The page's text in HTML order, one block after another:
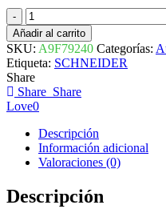
INTERRUPTOR
AUTOMÁTICO
MAGNETOTERMICO
iC60N
2P
40A
CURVA
C
A9F79240
SCHNEIDER
cantidad
Añadir al carrito
SKU: A9F79240 Categorías:
Etiqueta: SCHNEIDER
Share
Share Share
Love0
Descripción
Información adicional
Valoraciones (0)
Descripción